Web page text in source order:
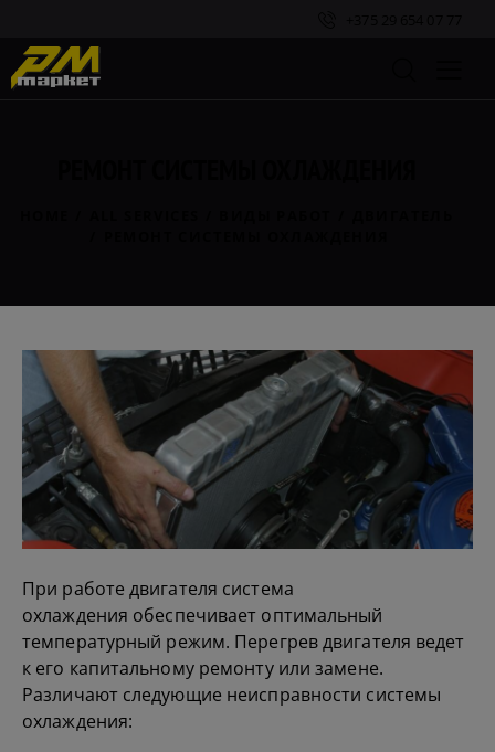
При работе двигателя система
охлаждения обеспечивает оптимальный
температурный режим. Перегрев двигателя ведет
к его капитальному ремонту или замене.
Различают следующие неисправности системы
охлаждения: